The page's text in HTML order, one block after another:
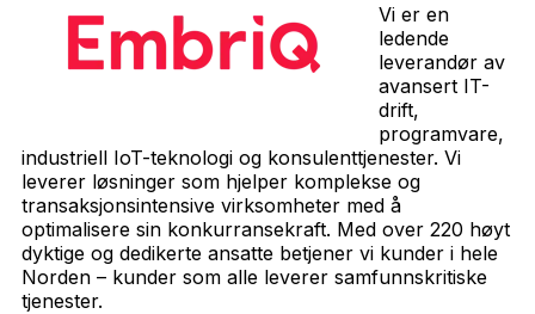
Vi er en
ledende
leverandør av
avansert IT-
drift,
programvare,
industriell IoT-teknologi og konsulenttjenester. Vi
leverer løsninger som hjelper komplekse og
transaksjonsintensive virksomheter med å
optimalisere sin konkurransekraft. Med over 220 høyt
dyktige og dedikerte ansatte betjener vi kunder i hele
Norden – kunder som alle leverer samfunnskritiske
tjenester.